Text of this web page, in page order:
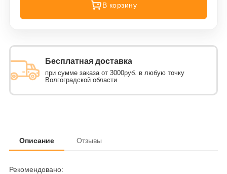
В корзину
Бесплатная доставка
при сумме заказа от 3000руб. в любую точку
Волгоградской области
Описание Отзывы
Рекомендовано: